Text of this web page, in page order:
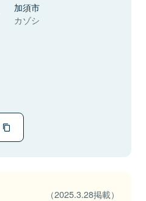
加須市
カゾシ
（2025.3.28掲載）